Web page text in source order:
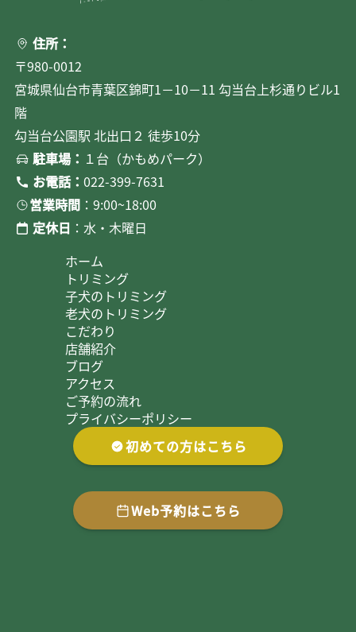
住所：
〒980-0012
宮城県仙台市青葉区錦町1－10－11 勾当台上杉通りビル1
階
勾当台公園駅 北出口２ 徒歩10分
駐車場： １台（かもめパーク）
お電話：022-399-7631
営業時間 ：9:00~18:00
定休日 ：水・木曜日
ホーム
トリミング
子犬のトリミング
老犬のトリミング
こだわり
店舗紹介
ブログ
アクセス
ご予約の流れ
プライバシーポリシー
初めての方はこちら
Web予約はこちら